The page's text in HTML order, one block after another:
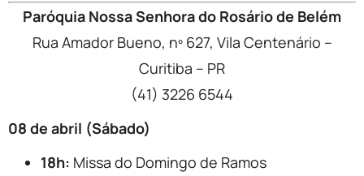
Paróquia Nossa Senhora do Rosário de Belém
Rua Amador Bueno, nº 627, Vila Centenário –
Curitiba – PR
(41) 3226 6544
08 de abril (Sábado)
18h: Missa do Domingo de Ramos